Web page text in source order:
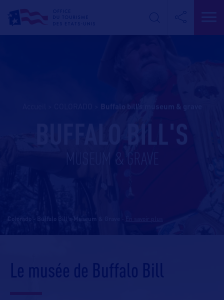
MUSEUM & GRAVE
Colorado - Buffalo Bill's Museum & Grave
Le musée de Buffalo Bill